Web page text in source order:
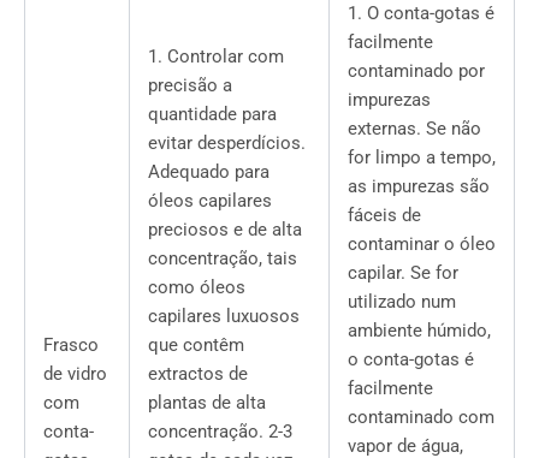
Frasco
de vidro
com
conta-
1. Controlar com
precisão a
quantidade para
evitar desperdícios.
Adequado para
óleos capilares
preciosos e de alta
concentração, tais
como óleos
capilares luxuosos
que contêm
extractos de
plantas de alta
concentração. 2-3
1. O conta-gotas é
facilmente
contaminado por
impurezas
externas. Se não
for limpo a tempo,
as impurezas são
fáceis de
contaminar o óleo
capilar. Se for
utilizado num
ambiente húmido,
o conta-gotas é
facilmente
contaminado com
vapor de água,